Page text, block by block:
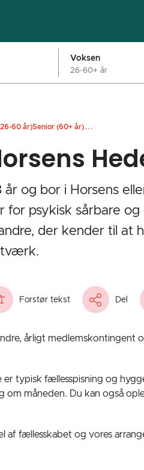
Voksen
26-60+ år
60 år)Senior (60+ år) ...
år og bor i Horsens
for psykisk sårbare
der kender til at
Forstør tekst Del
årligt medlemskontingent
er typisk fællesspisning og
om måneden. Du kan også
af fællesskabet og vores